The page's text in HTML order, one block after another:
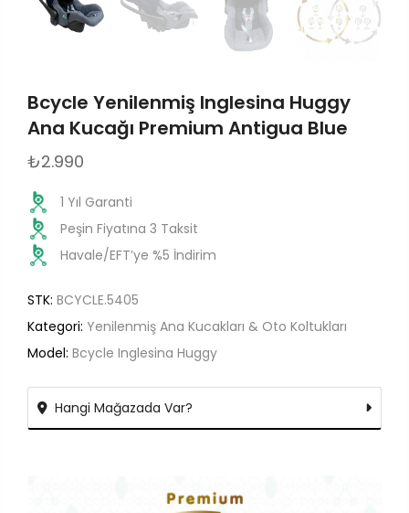
Bcycle Yenilenmiş Inglesina Huggy
Ana Kucağı Premium Antigua Blue
₺2.990
1 Yıl Garanti
Peşin Fiyatına 3 Taksit
Havale/EFT’ye %5 İndirim
STK: BCYCLE.5405
Kategori: Yenilenmiş Ana Kucakları & Oto Koltukları
Model: Bcycle Inglesina Huggy
Hangi Mağazada Var?